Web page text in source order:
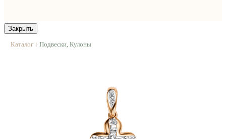
Закрыть
Каталог | Подвески, Кулоны